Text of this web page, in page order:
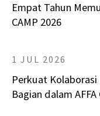
Empat Tahun
CAMP 2026
1 JUL 2026
Perkuat
Bagian dalam